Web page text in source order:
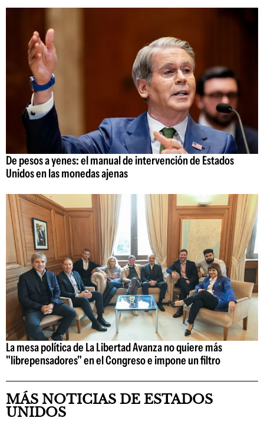
De pesos a yenes: el manual de intervención de Estados
Unidos en las monedas ajenas
La mesa política de La Libertad Avanza no quiere más
"librepensadores" en el Congreso e impone un filtro
MÁS NOTICIAS DE ESTADOS
UNIDOS